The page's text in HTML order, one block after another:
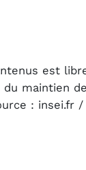
est
maintien
: insei.fr /